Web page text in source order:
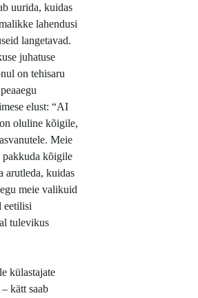
uurida, kuidas
lahendusi
langetavad.
juhatuse
on tehisaru
elust: “AI
oluline kõigile,
Meie
pakkuda kõigile
arutleda, kuidas
meie valikuid
eetilisi
tulevikus
külastajate
kätt saab